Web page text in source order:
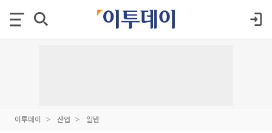
이투데이 산업 일반